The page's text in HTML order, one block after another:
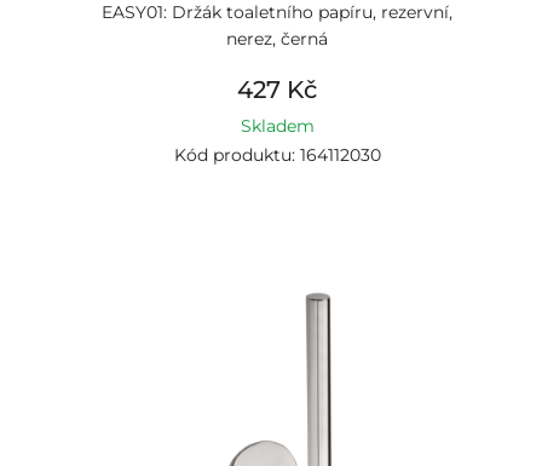
EASY01: Držák toaletního papíru, rezervní,
nerez, černá
427 Kč
Skladem
Kód produktu: 164112030